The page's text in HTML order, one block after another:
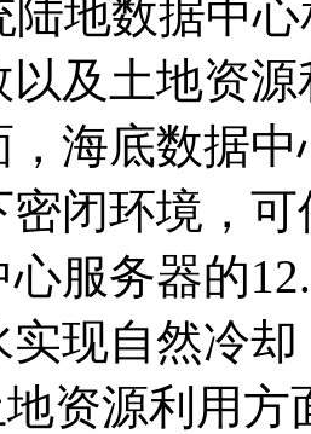
数据中心
及土地资
海底数据
密闭环境，
心服务器的
现自然冷
地资源利用